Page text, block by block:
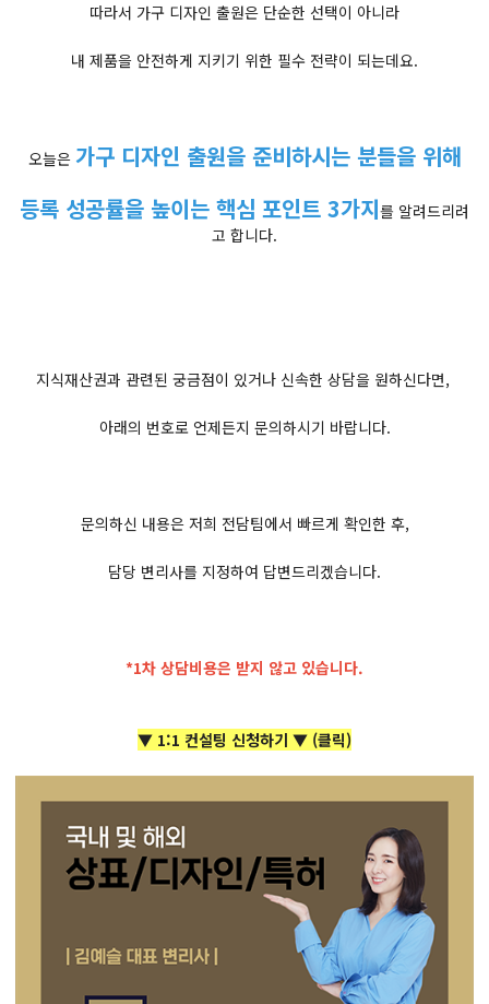
따라서 가구 디자인 출원은 단순한 선택이 아니라
내 제품을 안전하게 지키기 위한 필수 전략이 되는데요.
오늘은 가구 디자인 출원을 준비하시는 분들을 위해
등록 성공률을 높이는 핵심 포인트 3가지를 알려드리려
고 합니다.
지식재산권과 관련된 궁금점이 있거나 신속한 상담을 원하신다면,
아래의 번호로 언제든지 문의하시기 바랍니다.
문의하신 내용은 저희 전담팀에서 빠르게 확인한 후,
담당 변리사를 지정하여 답변드리겠습니다.
*1차 상담비용은 받지 않고 있습니다.
▼ 1:1 컨설팅 신청하기 ▼ (클릭)